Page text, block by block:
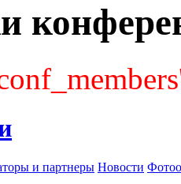
и партнеры Новости